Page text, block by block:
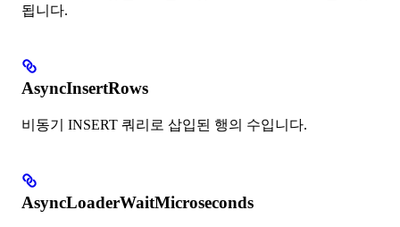
됩니다.
AsyncInsertRows
비동기 INSERT 쿼리로 삽입된 행의 수입니다.
AsyncLoaderWaitMicroseconds